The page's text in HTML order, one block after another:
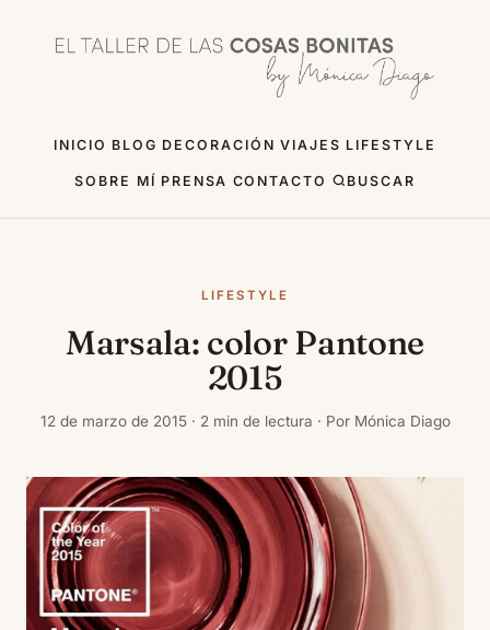
INICIO BLOG DECORACIÓN VIAJES LIFESTYLE
SOBRE MÍ PRENSA CONTACTO BUSCAR
LIFESTYLE
Marsala: color Pantone
2015
12 de marzo de 2015 · 2 min de lectura · Por Mónica Diago